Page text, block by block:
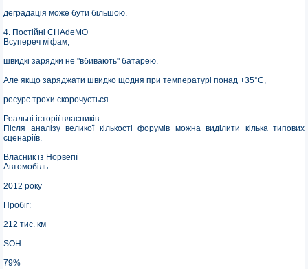
деградація може бути більшою.
4. Постійні CHAdeMO
Всупереч міфам,
швидкі зарядки не "вбивають" батарею.
Але якщо заряджати швидко щодня при температурі понад +35°C,
ресурс трохи скорочується.
Реальні історії власників
Після аналізу великої кількості форумів можна виділити кілька типових
сценаріїв.
Власник із Норвегії
Автомобіль:
2012 року
Пробіг:
212 тис. км
SOH:
79%